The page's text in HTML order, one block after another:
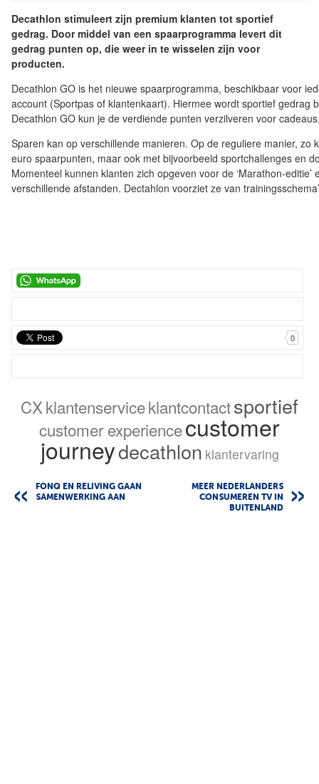
Decathlon stimuleert zijn premium klanten tot sportief
gedrag. Door middel van een spaarprogramma levert dit
gedrag punten op, die weer in te wisselen zijn voor
producten.
Decathlon GO is het nieuwe spaarprogramma, beschikbaar voor
account (Sportpas of klantenkaart). Hiermee wordt sportief gedrag
Decathlon GO kun je de verdiende punten verzilveren voor
Sparen kan op verschillende manieren. Op de reguliere manier, zo
euro spaarpunten, maar ook met bijvoorbeeld sportchallenges en
Momenteel kunnen klanten zich opgeven voor de ‘Marathon-editie’
verschillende afstanden. Dectahlon voorziet ze van
0
CXklantenserviceklantcontactsportief
customer experiencecustomer
journeydecathlon klantervaring
FONQ EN RELIVING GAAN
SAMENWERKING AAN
MEER NEDERLANDERS
CONSUMEREN TV IN
BUITENLAND